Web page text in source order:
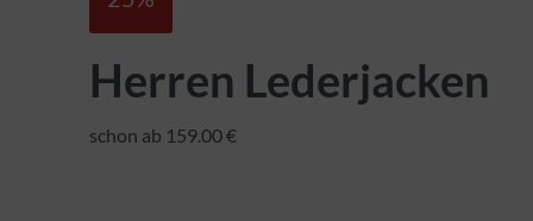
Herren Lederjacken
schon ab 159.00 €